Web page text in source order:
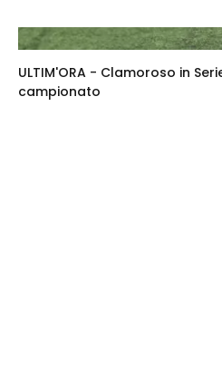
ULTIM'ORA - Clamoroso in
campionato